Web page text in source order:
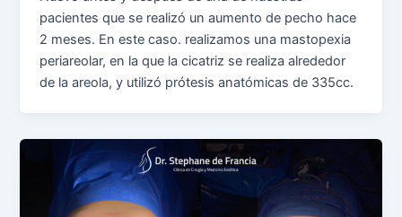
pacientes que se realizó un aumento de pecho hace
2 meses. En este caso. realizamos una mastopexia
periareolar, en la que la cicatriz se realiza alrededor
de la areola, y utilizó prótesis anatómicas de 335cc.